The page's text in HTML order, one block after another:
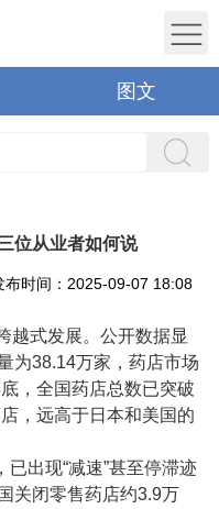
图文
位从业者如何说
布时间：2025-09-07 18:08
越式发展。公开数据显
为38.14万家，药店市场
，全国药店总数已突破
，远高于日本和美国的
出现“减速”甚至停滞迹
关闭零售药店约3.9万